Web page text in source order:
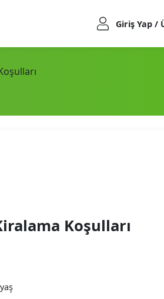
Giriş Yap /
Koşulları